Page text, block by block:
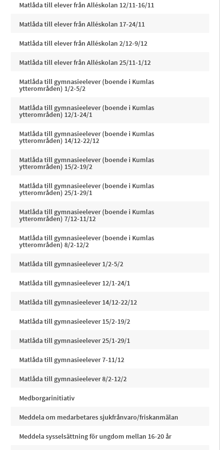
Matlåda till elever från Alléskolan 12/11-16/11
Matlåda till elever från Alléskolan 17-24/11
Matlåda till elever från Alléskolan 2/12-9/12
Matlåda till elever från Alléskolan 25/11-1/12
Matlåda till gymnasieelever (boende i Kumlas
ytterområden) 1/2-5/2
Matlåda till gymnasieelever (boende i Kumlas
ytterområden) 12/1-24/1
Matlåda till gymnasieelever (boende i Kumlas
ytterområden) 14/12-22/12
Matlåda till gymnasieelever (boende i Kumlas
ytterområden) 15/2-19/2
Matlåda till gymnasieelever (boende i Kumlas
ytterområden) 25/1-29/1
Matlåda till gymnasieelever (boende i Kumlas
ytterområden) 7/12-11/12
Matlåda till gymnasieelever (boende i Kumlas
ytterområden) 8/2-12/2
Matlåda till gymnasieelever 1/2-5/2
Matlåda till gymnasieelever 12/1-24/1
Matlåda till gymnasieelever 14/12-22/12
Matlåda till gymnasieelever 15/2-19/2
Matlåda till gymnasieelever 25/1-29/1
Matlåda till gymnasieelever 7-11/12
Matlåda till gymnasieelever 8/2-12/2
Medborgarinitiativ
Meddela om medarbetares sjukfrånvaro/friskanmälan
Meddela sysselsättning för ungdom mellan 16-20 år